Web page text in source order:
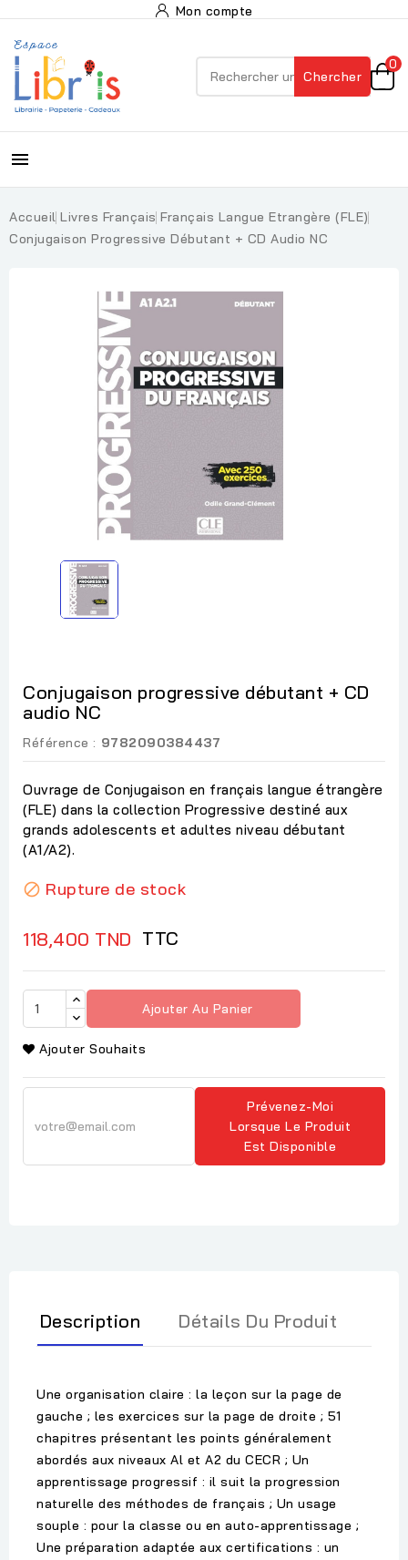
Mon compte
Chercher
0

Accueil Livres Français Français Langue Etrangère (FLE)
Conjugaison Progressive Débutant + CD Audio NC
Conjugaison progressive débutant + CD
audio NC
Référence : 9782090384437
Ouvrage de Conjugaison en français langue étrangère
(FLE) dans la collection Progressive destiné aux
grands adolescents et adultes niveau débutant
(A1/A2).
 Rupture de stock
118,400 TND TTC
Ajouter Au Panier
Ajouter Souhaits
Prévenez-Moi
Lorsque Le Produit
Est Disponible
Description Détails Du Produit
Une organisation claire : la leçon sur la page de
gauche ; les exercices sur la page de droite ; 51
chapitres présentant les points généralement
abordés aux niveaux Al et A2 du CECR ; Un
apprentissage progressif : il suit la progression
naturelle des méthodes de français ; Un usage
souple : pour la classe ou en auto-apprentissage ;
Une préparation adaptée aux certifications : un